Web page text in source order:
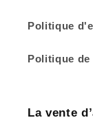
Politique
Politique
La vente